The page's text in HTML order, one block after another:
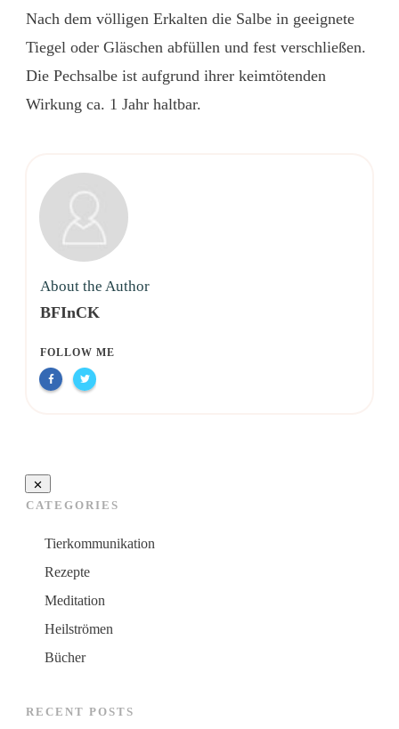
Nach dem völligen Erkalten die Salbe in geeignete
Tiegel oder Gläschen abfüllen und fest verschließen.
Die Pechsalbe ist aufgrund ihrer keimtötenden
Wirkung ca. 1 Jahr haltbar.
About the Author
BFInCK
FOLLOW ME
CATEGORIES
Tierkommunikation
Rezepte
Meditation
Heilströmen
Bücher
RECENT POSTS